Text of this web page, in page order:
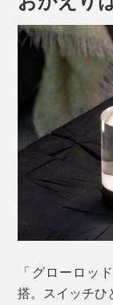
出します。
灯りは、本物
など、自然界
さを感じるリズ
「グローロッ
搭。スイッチひ